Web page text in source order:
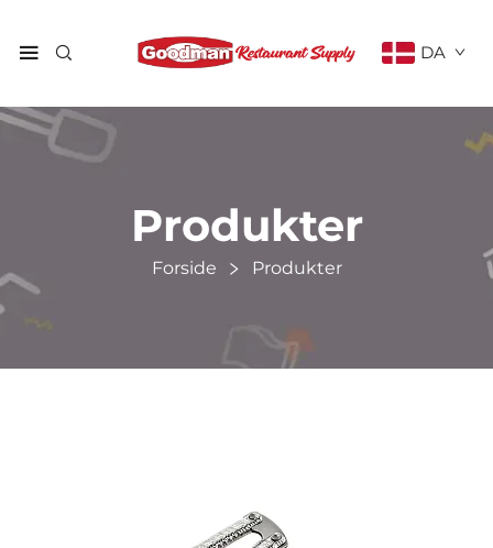
DA
Produkter
Forside Produkter